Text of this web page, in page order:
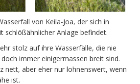
von Keila-Joa, der sich in
schlößähnlicher Anlage befindet.
stolz auf ihre Wasserfälle, die nie
immer einigermassen breit sind.
nett, aber eher nur lohnenswert, wenn
ist.